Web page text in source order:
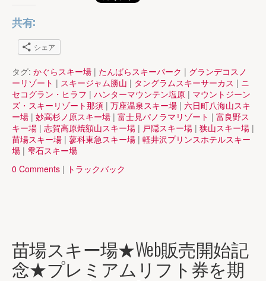
共有:
シェア
タグ: かぐらスキー場 | たんばらスキーパーク | グランデコスノ
ーリゾート | スキージャム勝山 | タングラムスキーサーカス | ニ
セコグラン・ヒラフ | ハンターマウンテン塩原 | マウントジーン
ズ・スキーリゾート那須 | 万座温泉スキー場 | 六日町八海山スキ
ー場 | 妙高杉ノ原スキー場 | 富士見パノラマリゾート | 富良野ス
キー場 | 志賀高原焼額山スキー場 | 戸隠スキー場 | 狭山スキー場 |
苗場スキー場 | 蓼科東急スキー場 | 軽井沢プリンスホテルスキー
場 | 雫石スキー場
0 Comments | トラックバック
苗場スキー場★Web販売開始記
念★プレミアムリフト券を期